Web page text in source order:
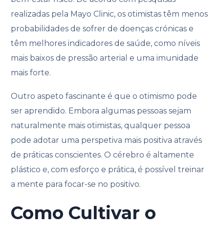
realizadas pela Mayo Clinic, os otimistas têm menos
probabilidades de sofrer de doenças crónicas e
têm melhores indicadores de saúde, como níveis
mais baixos de pressão arterial e uma imunidade
mais forte.
Outro aspeto fascinante é que o otimismo pode
ser aprendido. Embora algumas pessoas sejam
naturalmente mais otimistas, qualquer pessoa
pode adotar uma perspetiva mais positiva através
de práticas conscientes. O cérebro é altamente
plástico e, com esforço e prática, é possível treinar
a mente para focar-se no positivo.
Como Cultivar o